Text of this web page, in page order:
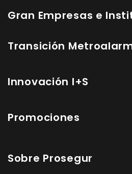
Gran Empresas e
Transición
Innovación I+S
Promociones
Sobre Prosegur